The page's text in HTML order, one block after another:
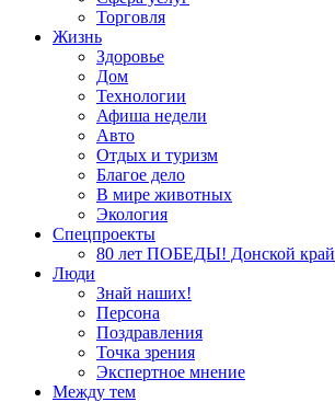
Торговля
Жизнь
Здоровье
Дом
Технологии
Афиша недели
Авто
Отдых и туризм
Благое дело
В мире животных
Экология
Спецпроекты
80 лет ПОБЕДЫ! Донской край
Люди
Знай наших!
Персона
Поздравления
Точка зрения
Экспертное мнение
Между тем